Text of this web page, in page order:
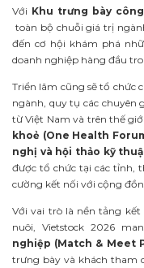
Với Khu trưng bày
toàn bộ chuỗi giá trị
đến cơ hội khám phá
doanh nghiệp hàng đầu
Triển lãm cũng sẽ tổ chức
ngành, quy tụ các chuyên
từ Việt Nam và trên thế
khoẻ (One Health
nghị và hội thảo kỹ
được tổ chức tại các tỉnh,
cường kết nối với cộng
Với vai trò là nền tảng
nuôi, Vietstock 2026
nghiệp (Match & Meet
trưng bày và khách tham